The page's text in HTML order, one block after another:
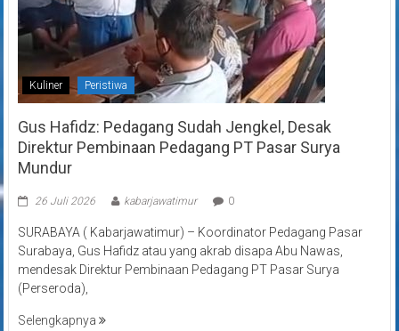
Kuliner Peristiwa
Gus Hafidz: Pedagang Sudah Jengkel, Desak
Direktur Pembinaan Pedagang PT Pasar Surya
Mundur
26 Juli 2026 kabarjawatimur 0
SURABAYA ( Kabarjawatimur) – Koordinator Pedagang Pasar
Surabaya, Gus Hafidz atau yang akrab disapa Abu Nawas,
mendesak Direktur Pembinaan Pedagang PT Pasar Surya
(Perseroda),
Selengkapnya